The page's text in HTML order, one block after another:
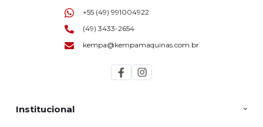
Institucional
+55 (49) 991004922
(49) 3433-2654
kempa@kempamaquinas.com.br